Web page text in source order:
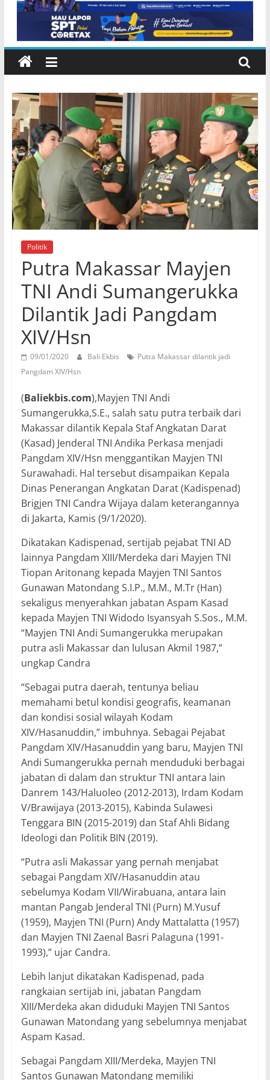
NTB di Pelabuhan Padangbai
Karangasem
Politik
Putra Makassar Mayjen
TNI Andi Sumangerukka
Dilantik Jadi Pangdam
XIV/Hsn
09/01/2020 Bali Ekbis
Putra Makassar dilantik jadi
Pangdam XIV/Hsn
(Baliekbis.com),Mayjen TNI Andi
Sumangerukka,S.E., salah satu putra terbaik dari
Makassar dilantik Kepala Staf Angkatan Darat
(Kasad) Jenderal TNI Andika Perkasa menjadi
Pangdam XIV/Hsn menggantikan Mayjen TNI
Surawahadi. Hal tersebut disampaikan Kepala
Dinas Penerangan Angkatan Darat (Kadispenad)
Brigjen TNI Candra Wijaya dalam keterangannya
di Jakarta, Kamis (9/1/2020).
Dikatakan Kadispenad, sertijab pejabat TNI AD
lainnya Pangdam XIII/Merdeka dari Mayjen TNI
Tiopan Aritonang kepada Mayjen TNI Santos
Gunawan Matondang S.I.P., M.M., M.Tr (Han)
sekaligus menyerahkan jabatan Aspam Kasad
kepada Mayjen TNI Widodo Isyansyah S.Sos., M.M.
“Mayjen TNI Andi Sumangerukka merupakan
putra asli Makassar dan lulusan Akmil 1987,”
ungkap Candra
“Sebagai putra daerah, tentunya beliau
memahami betul kondisi geografis, keamanan
dan kondisi sosial wilayah Kodam
XIV/Hasanuddin,” imbuhnya. Sebagai Pejabat
Pangdam XIV/Hasanuddin yang baru, Mayjen TNI
Andi Sumangerukka pernah menduduki berbagai
jabatan di dalam dan struktur TNI antara lain
Danrem 143/Haluoleo (2012-2013), Irdam Kodam
V/Brawijaya (2013-2015), Kabinda Sulawesi
Tenggara BIN (2015-2019) dan Staf Ahli Bidang
Ideologi dan Politik BIN (2019).
“Putra asli Makassar yang pernah menjabat
sebagai Pangdam XIV/Hasanuddin atau
sebelumya Kodam VII/Wirabuana, antara lain
mantan Pangab Jenderal TNI (Purn) M.Yusuf
(1959), Mayjen TNI (Purn) Andy Mattalatta (1957)
dan Mayjen TNI Zaenal Basri Palaguna (1991-
1993),” ujar Candra.
Lebih lanjut dikatakan Kadispenad, pada
rangkaian sertijab ini, jabatan Pangdam
XIII/Merdeka akan diduduki Mayjen TNI Santos
Gunawan Matondang yang sebelumnya menjabat
Aspam Kasad.
Sebagai Pangdam XIII/Merdeka, Mayjen TNI
Santos Gunawan Matondang memiliki